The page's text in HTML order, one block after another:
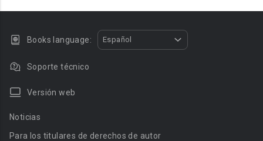
Books language: Español
Soporte técnico
Versión web
Noticias
Para los titulares de derechos de autor